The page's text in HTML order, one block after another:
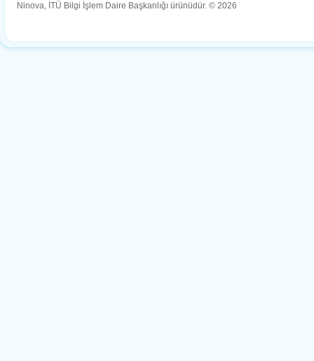
Ninova, İTÜ Bilgi İşlem Daire Başkanlığı ürünüdür. © 2026